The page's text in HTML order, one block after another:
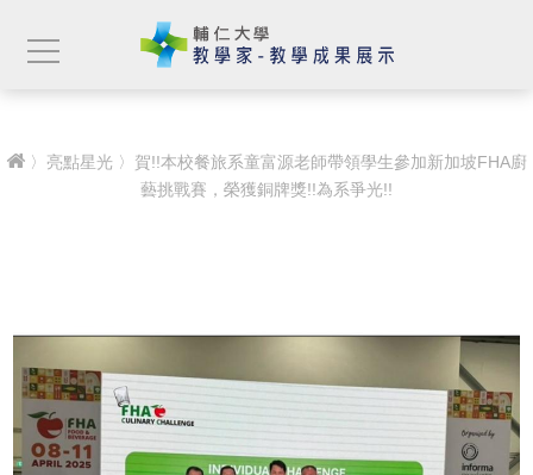
〉 亮點星光 〉賀!!本校餐旅系童富源老師帶領學生參加新加坡FHA廚
藝挑戰賽，榮獲銅牌獎!!為系爭光!!